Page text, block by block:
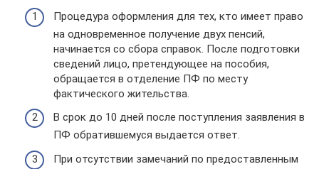
Процедура оформления для тех, кто имеет право
на одновременное получение двух пенсий,
начинается со сбора справок. После подготовки
сведений лицо, претендующее на пособия,
обращается в отделение ПФ по месту
фактического жительства.
В срок до 10 дней после поступления заявления в
ПФ обратившемуся выдается ответ.
При отсутствии замечаний по предоставленным